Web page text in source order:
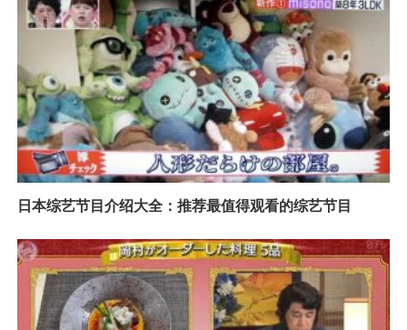
日本综艺节目介绍大全：推荐最值得观看的综艺节目